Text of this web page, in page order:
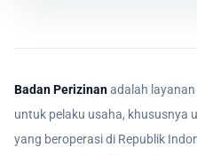
Badan Perizinanadalah
untuk pelaku usaha, khususnya
yang beroperasi di Republik